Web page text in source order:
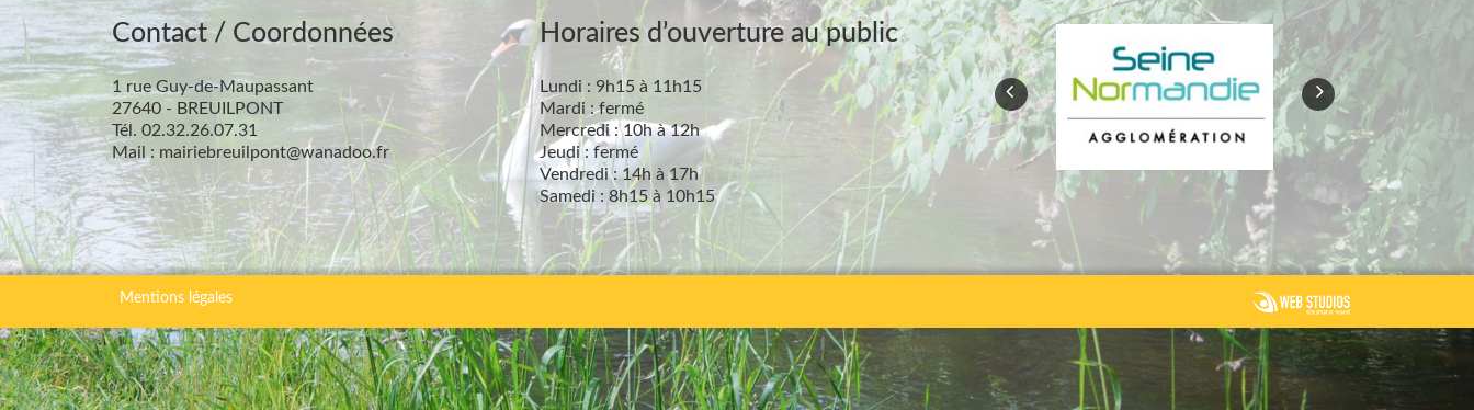
Contact / Coordonnées
1 rue Guy-de-Maupassant
27640 - BREUILPONT
Tél. 02.32.26.07.31
Mail : mairiebreuilpont@wanadoo.fr
Horaires d’ouverture au public
Lundi : 9h15 à 11h15
Mardi : fermé
Mercredi : 10h à 12h
Jeudi : fermé
Vendredi : 14h à 17h
Samedi : 8h15 à 10h15
Mentions légales